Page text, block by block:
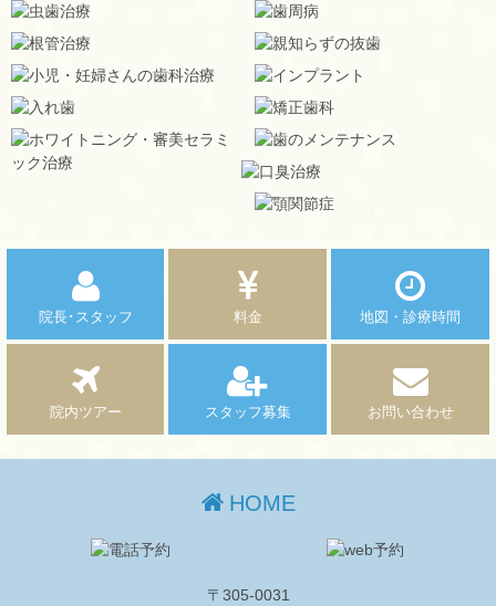
院長･スタッフ 料金 地図・診療時間
院内ツアー スタッフ募集 お問い合わせ
HOME
〒305-0031